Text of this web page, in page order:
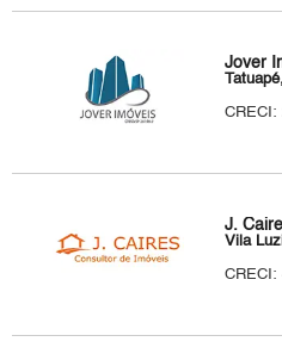
Jover
CRECI:
J.
Vila
CRECI: